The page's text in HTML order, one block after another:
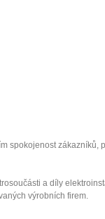
spokojenost
a díly
výrobních firem.